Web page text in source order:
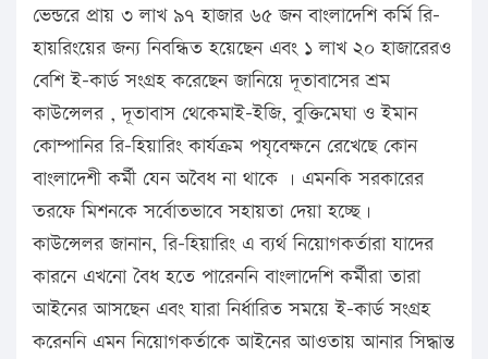
ভেন্ডরে প্রায় ৩ লাখ ৯৭ হাজার ৬৫ জন বাংলাদেশি কর্মি রি-
হায়রিংয়ের জন্য নিবন্ধিত হয়েছেন এবং ১ লাখ ২০ হাজারেরও
বেশি ই-কার্ড সংগ্রহ করেছেন জানিয়ে দূতাবাসের শ্রম
কাউন্সেলর , দূতাবাস থেকেমাই-ইজি, বুক্তিমেঘা ও ইমান
কোম্পানির রি-হিয়ারিং কার্যক্রম পযৃবেক্ষনে রেখেছে কোন
বাংলাদেশী কর্মী যেন অবৈধ না থাকে । এমনকি সরকারের
তরফে মিশনকে সর্বোতভাবে সহায়তা দেয়া হচ্ছে।
কাউন্সেলর জানান, রি-হিয়ারিং এ ব্যর্থ নিয়োগকর্তারা যাদের
কারনে এখনো বৈধ হতে পারেননি বাংলাদেশি কর্মীরা তারা
আইনের আসছেন এবং যারা নির্ধারিত সময়ে ই-কার্ড সংগ্রহ
করেননি এমন নিয়োগকর্তাকে আইনের আওতায় আনার সিদ্ধান্ত